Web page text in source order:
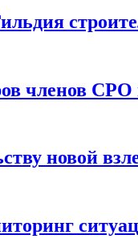
членов СРО
новой